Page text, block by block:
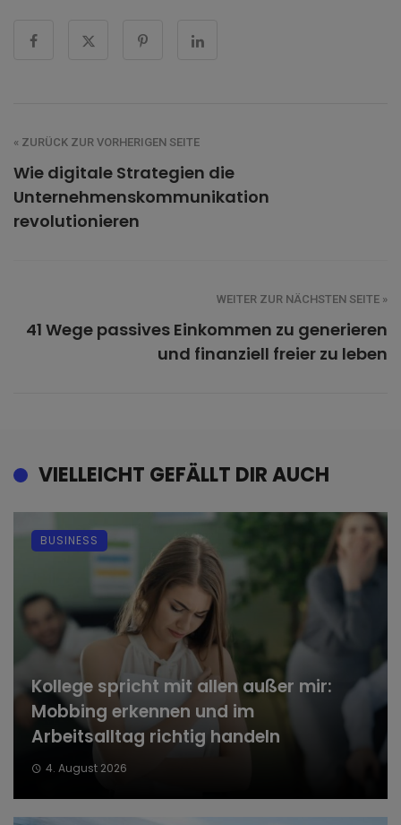
« ZURÜCK ZUR VORHERIGEN SEITE
Wie digitale Strategien die
Unternehmenskommunikation
revolutionieren
WEITER ZUR NÄCHSTEN SEITE »
41 Wege passives Einkommen zu generieren
und finanziell freier zu leben
VIELLEICHT GEFÄLLT DIR AUCH
Kollege spricht mit allen außer mir:
Mobbing erkennen und im
Arbeitsalltag richtig handeln
4. August 2026
BUSINESS